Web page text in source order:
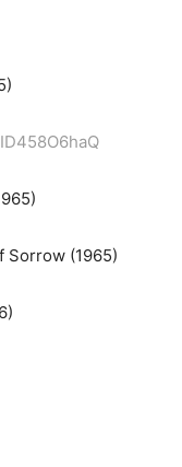
Sorrow (1965)